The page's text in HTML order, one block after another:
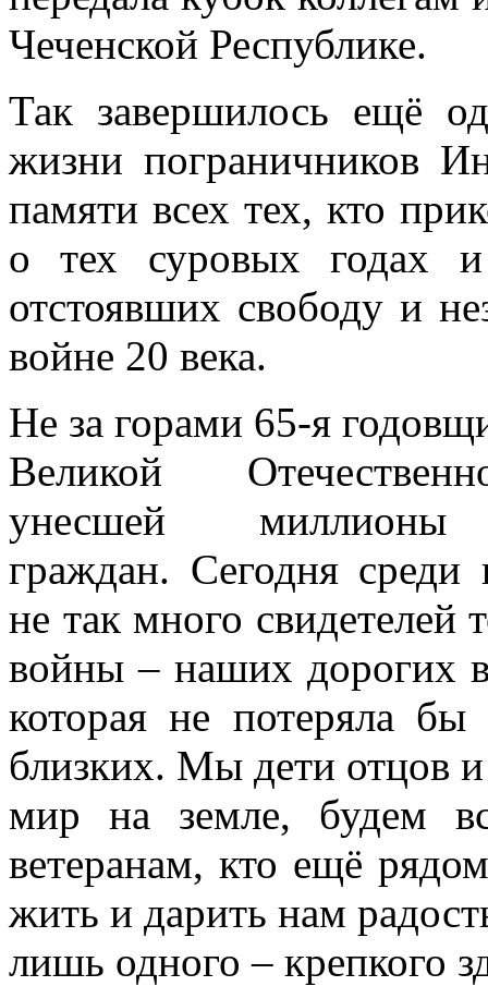
Чеченской Республике.
Так завершилось ещё
жизни пограничников
памяти всех тех, кто
о тех суровых годах
отстоявших свободу и
войне 20 века.
Не за горами 65-я
Великой
унесшей миллионы
граждан. Сегодня среди
не так много свидетелей
войны – наших дорогих
которая не потеряла
близких. Мы дети отцов
мир на земле, будем
ветеранам, кто ещё
жить и дарить нам
лишь одного – крепкого